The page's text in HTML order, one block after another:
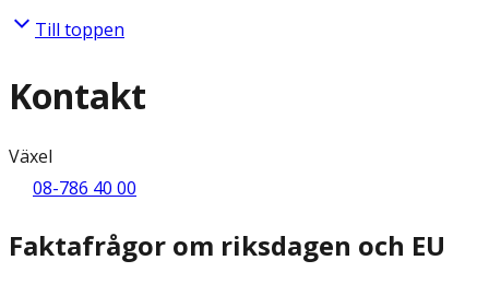
Till toppen
Kontakt
Växel
08-786 40 00
Faktafrågor om riksdagen och EU